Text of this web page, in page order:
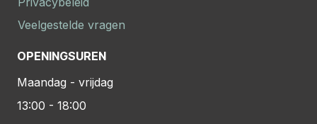
Veelgestelde vragen
OPENINGSUREN
Maandag - vrijdag
13:00 - 18:00